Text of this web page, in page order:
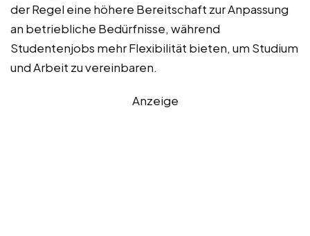
der Regel eine höhere Bereitschaft zur Anpassung
an betriebliche Bedürfnisse, während
Studentenjobs mehr Flexibilität bieten, um Studium
und Arbeit zu vereinbaren.
Anzeige